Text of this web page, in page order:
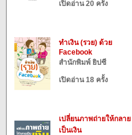
เปิดอ่าน 20 ครั้ง
ทำเงิน (รวย) ด้วย
Facebook
สำนักพิมพ์ ยิปซี
เปิดอ่าน 18 ครั้ง
เปลี่ยนภาพถ่ายให้กลาย
เป็นเงิน